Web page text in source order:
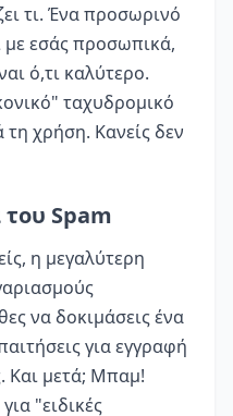
τι. Ένα προσωρινό
με εσάς προσωπικά,
ό,τι καλύτερο.
ταχυδρομικό
τη χρήση. Κανείς δεν
Spam
η μεγαλύτερη
να δοκιμάσεις ένα
για εγγραφή
Και μετά; Μπαμ!
"ειδικές